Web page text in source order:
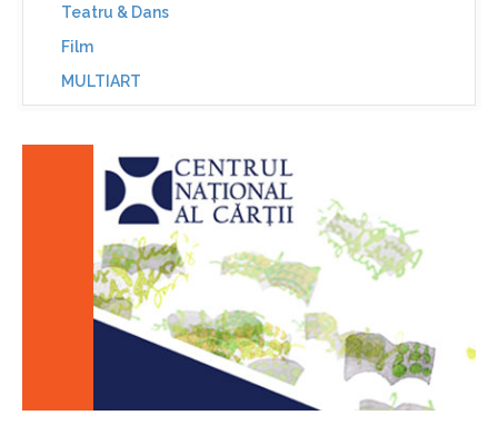
Teatru & Dans
Film
MULTIART